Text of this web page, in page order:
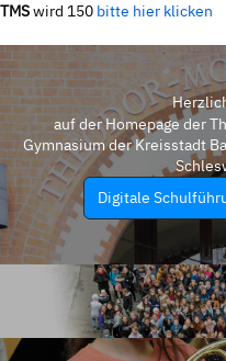
TMSwird 150 bitte hier klicken
auf der Homepage der
Gymnasium der Kreisstadt
Digitale